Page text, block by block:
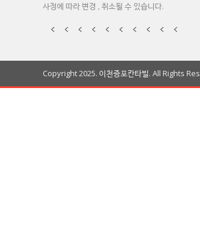
사정에 따라 변경 , 취소될 수 있습니다.
Copyright 2025. 이천증포칸타빌. All Rights